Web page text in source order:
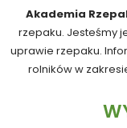
Akademia
rzepaku. Jesteśmy
uprawie rzepaku.
rolników w